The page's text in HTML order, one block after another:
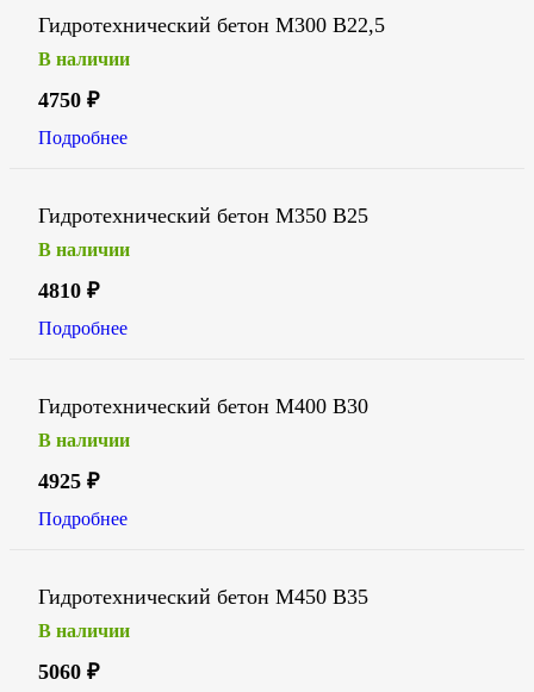
Гидротехнический бетон М300 В22,5
В наличии
4750 ₽
Подробнее
Гидротехнический бетон М350 В25
В наличии
4810 ₽
Подробнее
Гидротехнический бетон М400 В30
В наличии
4925 ₽
Подробнее
Гидротехнический бетон М450 В35
В наличии
5060 ₽